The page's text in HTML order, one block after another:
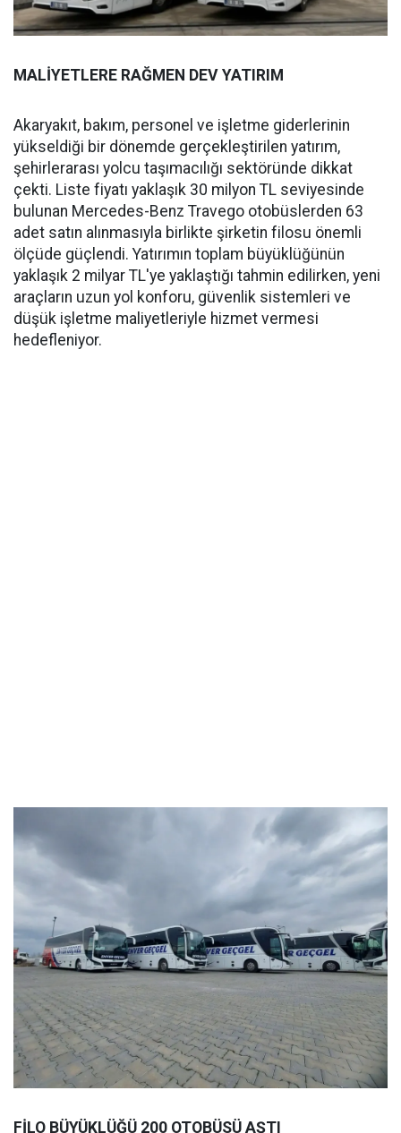
MALİYETLERE RAĞMEN DEV YATIRIM
Akaryakıt, bakım, personel ve işletme giderlerinin
yükseldiği bir dönemde gerçekleştirilen yatırım,
şehirlerarası yolcu taşımacılığı sektöründe dikkat
çekti. Liste fiyatı yaklaşık 30 milyon TL seviyesinde
bulunan Mercedes-Benz Travego otobüslerden 63
adet satın alınmasıyla birlikte şirketin filosu önemli
ölçüde güçlendi. Yatırımın toplam büyüklüğünün
yaklaşık 2 milyar TL'ye yaklaştığı tahmin edilirken, yeni
araçların uzun yol konforu, güvenlik sistemleri ve
düşük işletme maliyetleriyle hizmet vermesi
hedefleniyor.
FİLO BÜYÜKLÜĞÜ 200 OTOBÜSÜ AŞTI